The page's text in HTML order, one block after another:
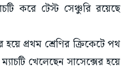
করে টেস্ট সেঞ্চুরি রয়েছে
হয়ে প্রথম শ্রেণির ক্রিকেটে পথ
খেলেছেন সাসেক্সের হয়ে